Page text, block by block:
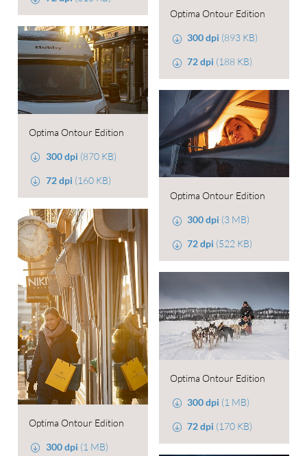
Optima Ontour Edition
300 dpi (893 KB)
72 dpi (188 KB)
Optima Ontour Edition
300 dpi (870 KB)
72 dpi (160 KB)
Optima Ontour Edition
300 dpi (3 MB)
72 dpi (522 KB)
Optima Ontour Edition
300 dpi (1 MB)
Optima Ontour Edition
300 dpi (1 MB)
72 dpi (170 KB)